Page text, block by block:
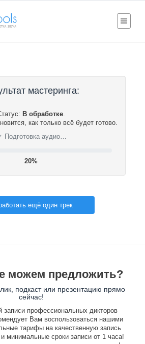
мастеринга:
В обработке.
как только всё будет готово.
Подготовка аудио…
20%
ещё один трек
можем предложить?
подкаст или презентацию прямо
сейчас!
записи профессиональных дикторов
Вам воспользоваться нашими
тарифы на качественную запись
и минимальные сроки записи от 1 часа!